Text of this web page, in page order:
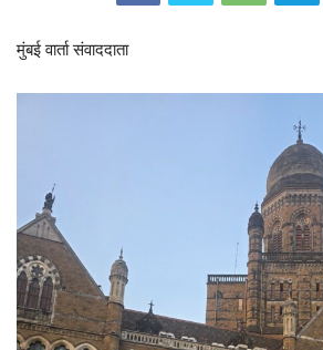
मुंबई वार्ता संवाददाता